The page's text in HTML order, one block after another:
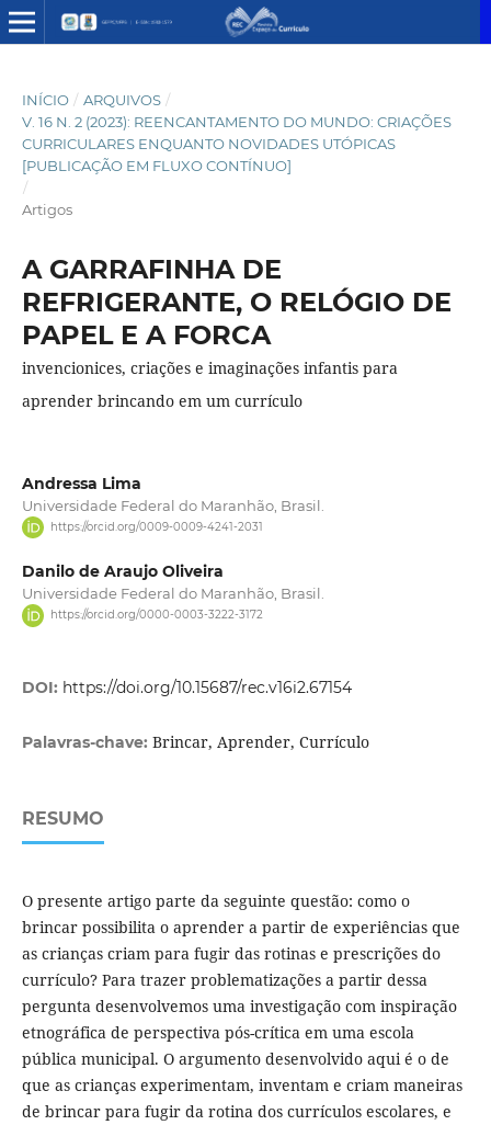
INÍCIO / ARQUIVOS /
V. 16 N. 2 (2023): REENCANTAMENTO DO MUNDO: CRIAÇÕES
CURRICULARES ENQUANTO NOVIDADES UTÓPICAS
[PUBLICAÇÃO EM FLUXO CONTÍNUO]
/
Artigos
A GARRAFINHA DE
REFRIGERANTE, O RELÓGIO DE
PAPEL E A FORCA
invencionices, criações e imaginações infantis para
aprender brincando em um currículo
Andressa Lima
Universidade Federal do Maranhão, Brasil.
https://orcid.org/0009-0009-4241-2031
Danilo de Araujo Oliveira
Universidade Federal do Maranhão, Brasil.
https://orcid.org/0000-0003-3222-3172
DOI: https://doi.org/10.15687/rec.v16i2.67154
Palavras-chave: Brincar, Aprender, Currículo
RESUMO
O presente artigo parte da seguinte questão: como o
brincar possibilita o aprender a partir de experiências que
as crianças criam para fugir das rotinas e prescrições do
currículo? Para trazer problematizações a partir dessa
pergunta desenvolvemos uma investigação com inspiração
etnográfica de perspectiva pós-crítica em uma escola
pública municipal. O argumento desenvolvido aqui é o de
que as crianças experimentam, inventam e criam maneiras
de brincar para fugir da rotina dos currículos escolares, e